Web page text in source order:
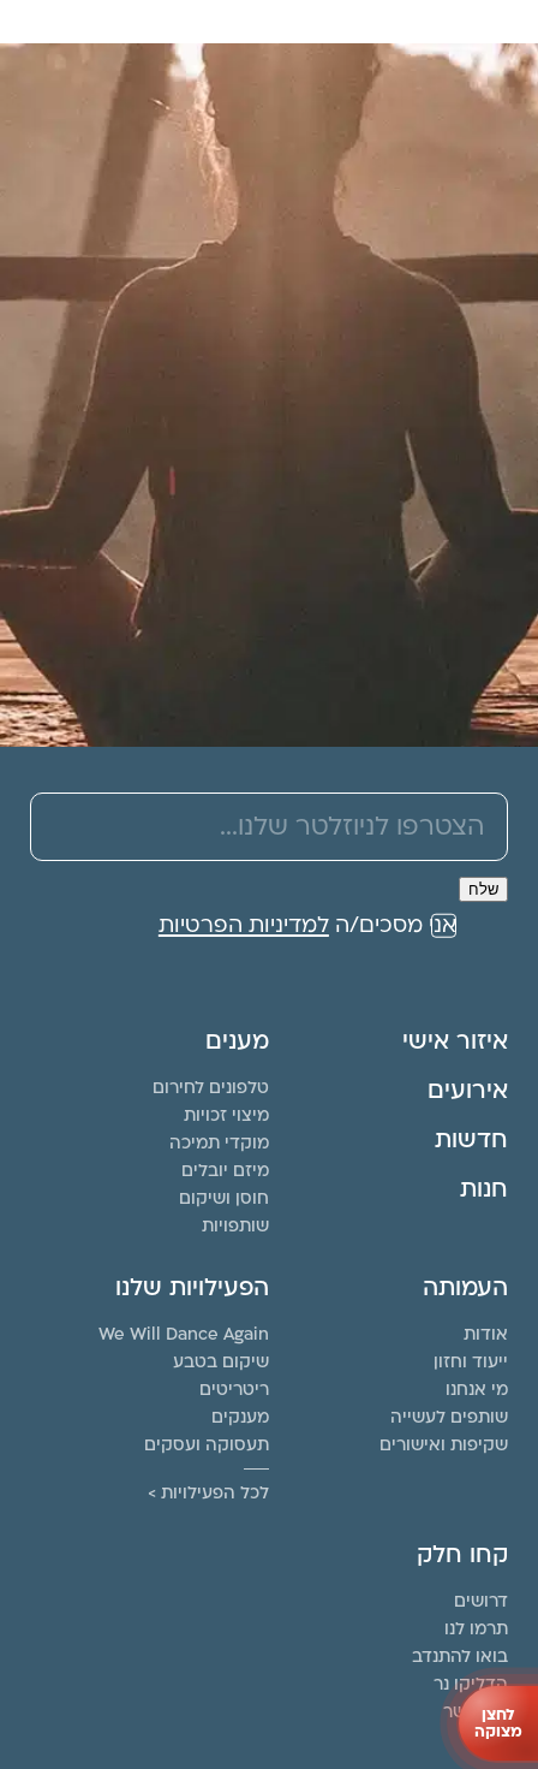
אני מסכים/הלמדיניות הפרטיות
איזור אישי
אירועים
חדשות
חנות
מענים
טלפונים לחירום
מיצוי זכויות
מוקדי תמיכה
מיזם יובלים
חוסן ושיקום
שותפויות
העמותה
אודות
ייעוד וחזון
מי אנחנו
שותפים לעשייה
שקיפות ואישורים
הפעילויות שלנו
We Will Dance Again
שיקום בטבע
ריטריטים
מענקים
תעסוקה ועסקים
לכל הפעילויות >
קחו חלק
דרושים
תרמו לנו
בואו להתנדב
הדליקו נר
צרו קשר
לחצן
מצוקה